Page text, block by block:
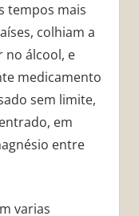
tempos mais
colhiam a
no álcool, e
medicamento
sem limite,
em
entre
varias